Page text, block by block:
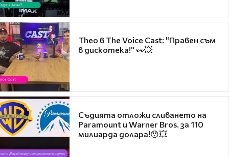
Theo в The Voice Cast: "Правен съм
в дискотека!" 👀💥
Съдията отложи сливането на
Paramount и Warner Bros. за 110
милиарда долара!😯💥